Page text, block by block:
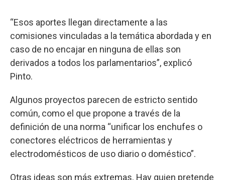
“Esos aportes llegan directamente a las
comisiones vinculadas a la temática abordada y en
caso de no encajar en ninguna de ellas son
derivados a todos los parlamentarios”, explicó
Pinto.
Algunos proyectos parecen de estricto sentido
común, como el que propone a través de la
definición de una norma “unificar los enchufes o
conectores eléctricos de herramientas y
electrodomésticos de uso diario o doméstico”.
Otras ideas son más extremas. Hay quien pretende